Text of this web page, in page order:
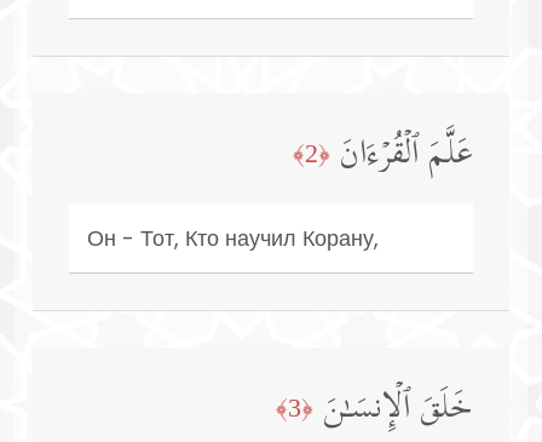
عَلَّمَ ٱلۡقُرۡءَانَ ﴿2﴾
Он - Тот, Кто научил Корану,
خَلَقَ ٱلۡإِنسَـٰنَ ﴿3﴾